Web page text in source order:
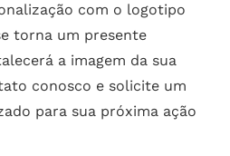
com o logotipo
torna um presente
a imagem da sua
conosco e solicite um
para sua próxima ação